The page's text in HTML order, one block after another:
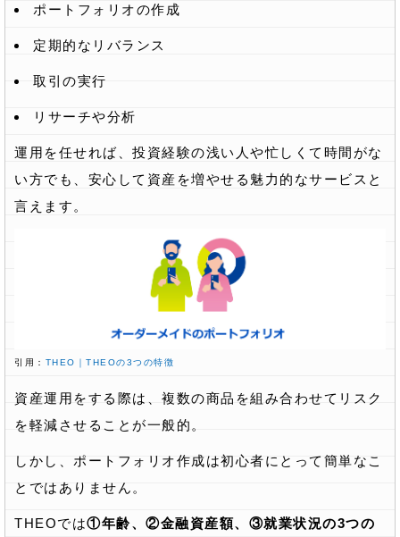
ポートフォリオの作成
定期的なリバランス
取引の実行
リサーチや分析
運用を任せれば、投資経験の浅い人や忙しくて時間がな
い方でも、安心して資産を増やせる魅力的なサービスと
言えます。
引用： THEO｜THEOの3つの特徴
資産運用をする際は、複数の商品を組み合わせてリスク
を軽減させることが一般的。
しかし、ポートフォリオ作成は初心者にとって簡単なこ
とではありません。
THEOでは①年齢、②金融資産額、③就業状況の3つの